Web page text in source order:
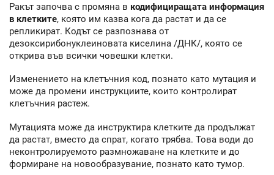
Ракът започва с промяна в кодифициращата информация
в клетките, която им казва кога да растат и да се
репликират. Кодът се разпознава от
дезоксирибонуклеиновата киселина /ДНК/, която се
открива във всички човешки клетки.
Изменението на клетъчния код, познато като мутация и
може да промени инструкциите, които контролират
клетъчния растеж.
Мутацията може да инструктира клетките да продължат
да растат, вместо да спрат, когато трябва. Това води до
неконтролируемото размножаване на клетките и до
формиране на новообразувание, познато като тумор.